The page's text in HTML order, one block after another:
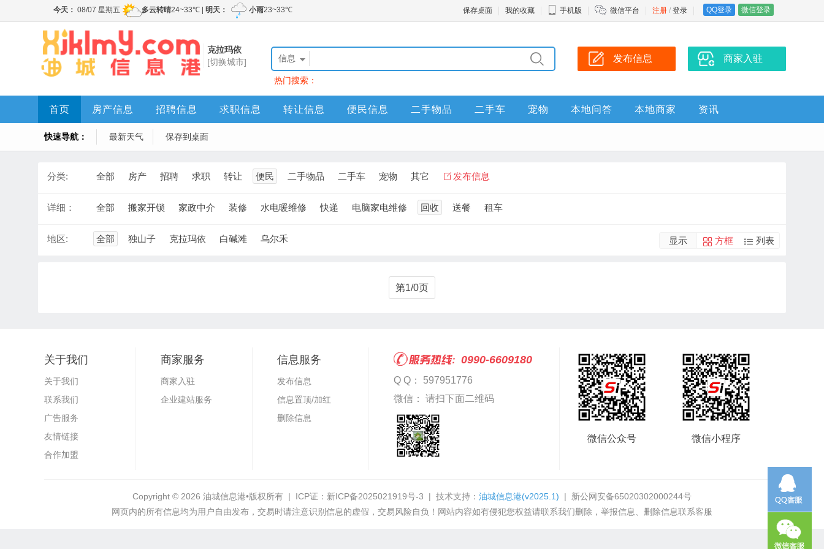
注册 / 登录 QQ登录 微信登录
保存桌面 我的收藏 手机版 微信平台
克拉玛依
[切换城市]
信息
热门搜索：
发布信息 商家入驻
首页 房产信息 招聘信息 求职信息 转让信息 便民信息 二手物品 二手车 宠物 本地问答 本地商家 资讯
快速导航： 最新天气 保存到桌面
分类: 全部 房产 招聘 求职 转让 便民 二手物品 二手车 宠物 其它 发布信息
详细： 全部 搬家开锁 家政中介 装修 水电暖维修 快递 电脑家电维修 回收 送餐 租车
地区: 全部 独山子 克拉玛依 白碱滩 乌尔禾 显示 方框 列表
第1/0页
关于我们
关于我们
联系我们
广告服务
友情链接
合作加盟
商家服务
商家入驻
企业建站服务
信息服务
发布信息
信息置顶/加红
删除信息
0990-6609180
Q Q： 597951776
微信： 请扫下面二维码
微信公众号 微信小程序
Copyright © 2026 油城信息港•版权所有 | ICP证： 新ICP备2025021919号-3 | 技术支持： 油城信息港(v2025.1) | 新公网安备65020302000244号
网页内的所有信息均为用户自由发布，交易时请注意识别信息的虚假，交易风险自负！网站内容如有侵犯您权益请联系我们删除，举报信息、删除信息联系客服